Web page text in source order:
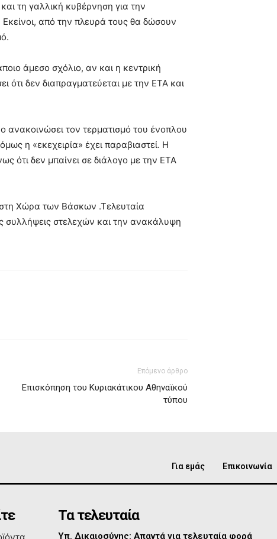
και τη γαλλική κυβέρνηση για την
από την πλευρά τους θα δώσουν
άμεσο σχόλιο, αν και η κεντρική
ότι δεν διαπραγματεύεται με την ΕΤΑ και
ανακοινώσει τον τερματισμό του ένοπλου
η «εκεχειρία» έχει παραβιαστεί. Η
ότι δεν μπαίνει σε διάλογο με την ΕΤΑ
στη Χώρα των Βάσκων .Τελευταία
συλλήψεις στελεχών και την ανακάλυψη
Επόμενο άρθρο
Επισκόπηση του Κυριακάτικου Αθηναϊκού
τύπου
Για εμάς Επικοινωνία
Τα τελευταία
Υπ. Δικαιοσύνης: Απαντά για τελευταία φορά